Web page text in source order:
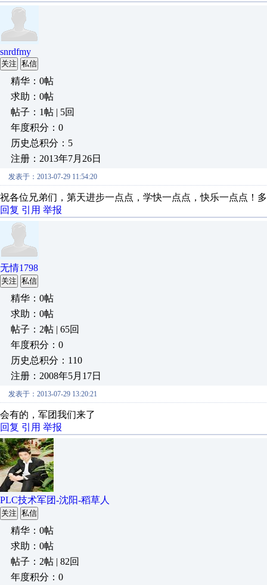
snrdfmy
关注 私信
精华：0帖
求助：0帖
帖子：1帖 | 5回
年度积分：0
历史总积分：5
注册：2013年7月26日
发表于：2013-07-29 11:54:20
祝各位兄弟们，第天进步一点点，学快一点点，快乐一点点！
回复 引用 举报
无情1798
关注 私信
精华：0帖
求助：0帖
帖子：2帖 | 65回
年度积分：0
历史总积分：110
注册：2008年5月17日
发表于：2013-07-29 13:20:21
会有的，军团我们来了
回复 引用 举报
PLC技术军团-沈阳-稻草人
关注 私信
精华：0帖
求助：0帖
帖子：2帖 | 82回
年度积分：0